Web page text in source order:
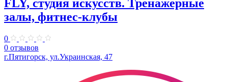
FLY, студия искусств. Тренажерные
залы, фитнес-клубы
0
0 отзывов
г.Пятигорск, ул.Украинская, 47